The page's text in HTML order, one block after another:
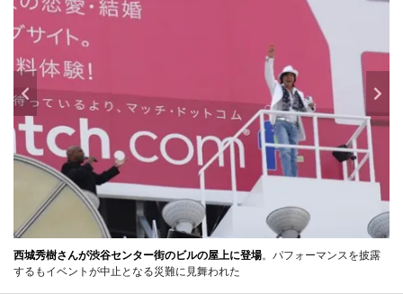
西城秀樹さんが渋谷センター街のビルの屋上に登場。パフォーマンスを披露
するもイベントが中止となる災難に見舞われた